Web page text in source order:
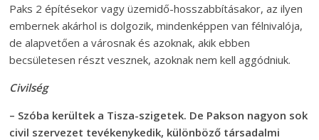
Paks 2 építésekor vagy üzemidő-hosszabbításakor, az ilyen
embernek akárhol is dolgozik, mindenképpen van félnivalója,
de alapvetően a városnak és azoknak, akik ebben
becsületesen részt vesznek, azoknak nem kell aggódniuk.
Civilség
– Szóba kerültek a Tisza-szigetek. De Pakson nagyon sok
civil szervezet tevékenykedik, különböző társadalmi